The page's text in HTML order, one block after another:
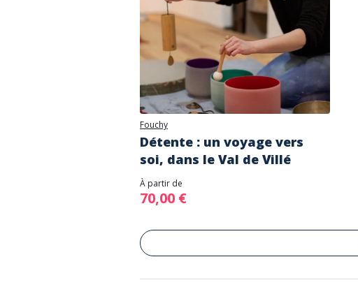
Fouchy
Détente : un voyage vers
soi, dans le Val de Villé
À partir de
70,00 €